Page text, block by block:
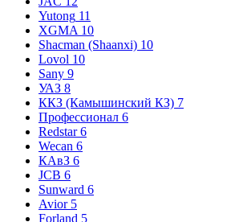
Yutong 11
XGMA 10
Shacman (Shaanxi) 10
Lovol 10
Sany 9
УАЗ 8
ККЗ (Камышинский КЗ) 7
Профессионал 6
Redstar 6
Wecan 6
КАвЗ 6
JCB 6
Sunward 6
Avior 5
Forland 5